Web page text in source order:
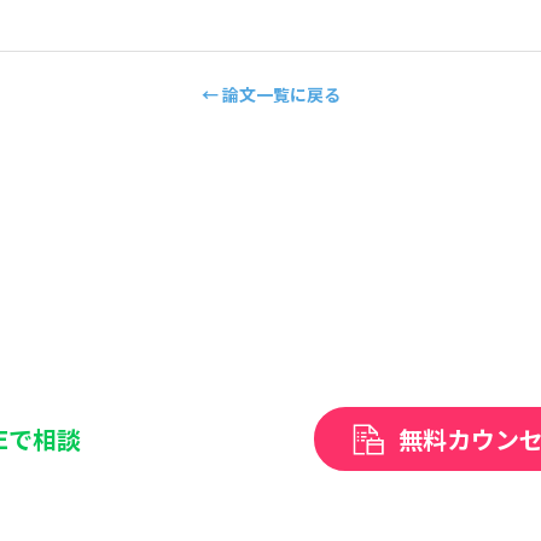
← 論文一覧に戻る
相談 無料カウン